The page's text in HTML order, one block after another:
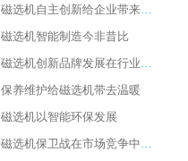
磁选机自主创新给企业带来了阳光
磁选机智能制造今非昔比
磁选机创新品牌发展在行业的顶端
保养维护给磁选机带去温暖
磁选机以智能环保发展
磁选机保卫战在市场竞争中打响